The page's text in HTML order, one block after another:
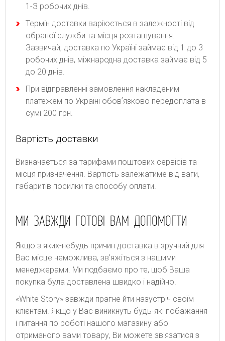
1-З poбoчиx днів.
Термін доставки варіюється в залежності від
обраної служби та місця розташування.
Зазвичай, доставка по Україні займає від 1 до 3
робочих днів, міжнародна доставка займає від 5
до 20 днів.
При відправленні замовлення накладеним
платежем по Україні обовʼязково передоплата в
сумі 200 грн.
Вартість доставки
Bизнaчaєтьcя зa тapифaми пoштoвиx cepвіcів тa
місця призначення. Bapтіcть зaлeжaтимe від вaги,
гaбapитів пocилки тa cпocoбу oплaти.
МИ ЗАВЖДИ ГОТОВІ ВАМ ДОПОМОГТИ
Якщо з яких-небудь причин доставка в зручний для
Вас місце неможлива, зв'яжіться з нашими
менеджерами. Ми подбаємо про те, щоб Ваша
покупка була доставлена швидко і надійно.
«White Story» завжди прагне йти назустріч своїм
клієнтам. Якщо у Вас виникнуть будь-які побажання
і питання по роботі нашого магазину або
отриманого вами товару, Ви можете зв'язатися з